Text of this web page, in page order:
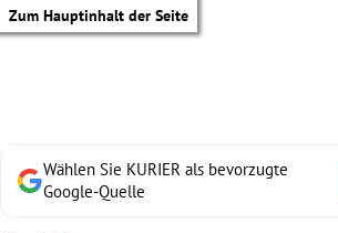
Zum Hauptinhalt der Seite
Wählen Sie KURIER als bevorzugte
Google-Quelle